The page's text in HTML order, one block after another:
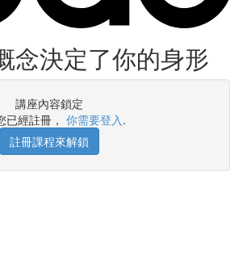
念決定了你的身形
講座內容鎖定
已經註冊， 你需要登入.
註冊課程來解鎖